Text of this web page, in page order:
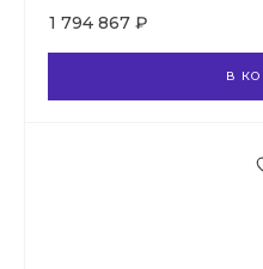
1 794 867 ₽
В